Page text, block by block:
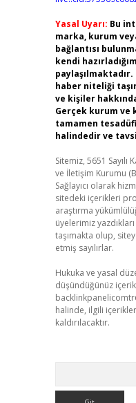
Yasal Uyarı: Bu
marka, kurum
bağlantısı
kendi
haber niteliği
ve kişiler
Gerçek kurum
tamamen
halindedir ve
Sitemiz, 5651
ve İletişim Kurumu
Sağlayıcı olarak
sitedeki içerikleri
araştırma
üyelerimiz
taşımakta olup,
etmiş sayılırlar.
Hukuka ve yasal
düşündüğünüz
halinde, ilgili
kaldırılacaktır.